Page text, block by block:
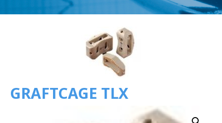
GRAFTCAGE TLX